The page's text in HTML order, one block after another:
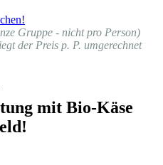
Gruppe - nicht pro Person)
der Preis p. P. umgerechnet
mit Bio-Käse